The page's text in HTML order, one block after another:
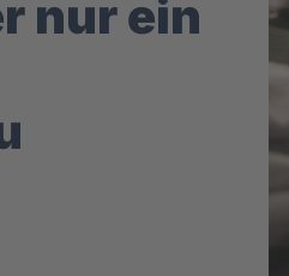
nur ein